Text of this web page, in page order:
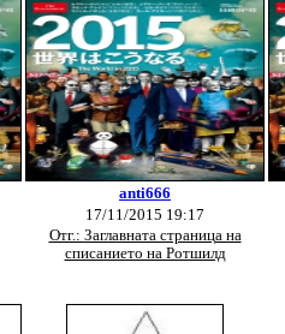
anti666
17/11/2015 19:17
Отг.: Заглавната страница на
списанието на Ротшилд